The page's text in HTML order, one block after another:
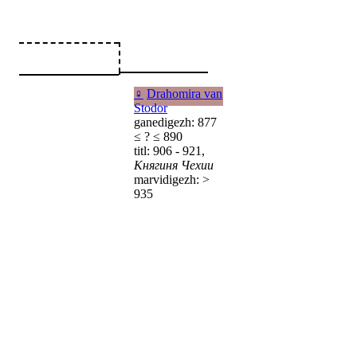
♀ Drahomira van
Stodor
ganedigezh: 877
≤ ? ≤ 890
titl: 906 - 921,
Княгиня Чехии
marvidigezh: >
935